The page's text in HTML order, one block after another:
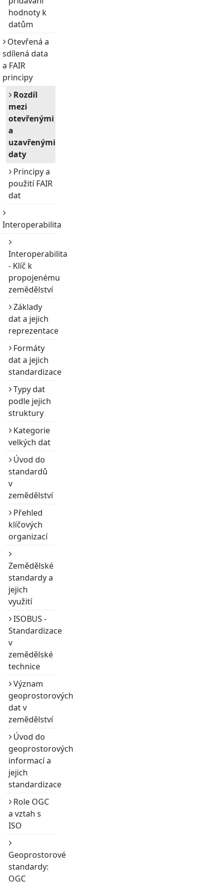
hodnoty k
datům
Otevřená a
sdílená data
a FAIR
principy
Rozdíl
mezi
otevřenými
a
uzavřenými
daty
Principy a
použití FAIR
dat
Interoperabilita
Interoperabilita
- Klíč k
propojenému
zemědělství
Základy
dat a jejich
reprezentace
Formáty
dat a jejich
standardizace
Typy dat
podle jejich
struktury
Kategorie
velkých dat
Úvod do
standardů
v
zemědělství
Přehled
klíčových
organizací
Zemědělské
standardy a
jejich
využití
ISOBUS -
Standardizace
v
zemědělské
technice
Význam
geoprostorových
dat v
zemědělství
Úvod do
geoprostorových
informací a
jejich
standardizace
Role OGC
a vztah s
ISO
Geoprostorové
standardy:
OGC